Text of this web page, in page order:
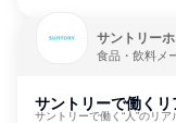
サントリー
食品・飲料メ
サントリーで働くリ
サントリーで働く“人”のリ